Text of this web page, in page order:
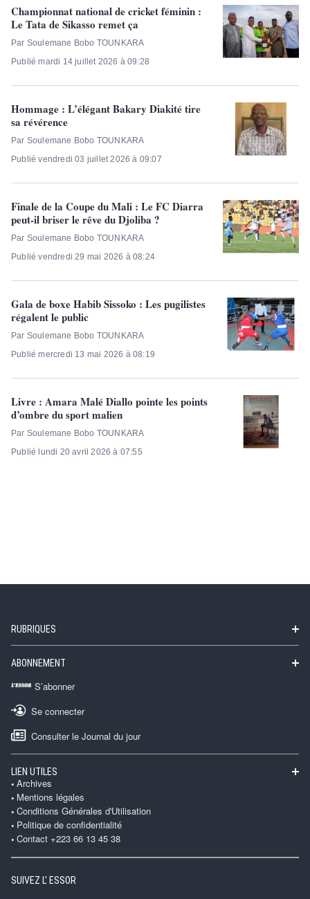
Championnat national de cricket féminin :
Le Tata de Sikasso remet ça
Par Soulemane Bobo TOUNKARA
Publié mardi 14 juillet 2026 à 09:28
Hommage : L’élégant Bakary Diakité tire
sa révérence
Par Soulemane Bobo TOUNKARA
Publié vendredi 03 juillet 2026 à 09:07
Finale de la Coupe du Mali : Le FC Diarra
peut-il briser le rêve du Djoliba ?
Par Soulemane Bobo TOUNKARA
Publié vendredi 29 mai 2026 à 08:24
Gala de boxe Habib Sissoko : Les pugilistes
régalent le public
Par Soulemane Bobo TOUNKARA
Publié mercredi 13 mai 2026 à 08:19
Livre : Amara Malé Diallo pointe les points
d’ombre du sport malien
Par Soulemane Bobo TOUNKARA
Publié lundi 20 avril 2026 à 07:55
RUBRIQUES
ABONNEMENT
S’abonner
Se connecter
Consulter le Journal du jour
LIEN UTILES
Archives
Mentions légales
Conditions Générales d'Utilisation
Politique de confidentialité
Contact +223 66 13 45 38
SUIVEZ L' ESSOR